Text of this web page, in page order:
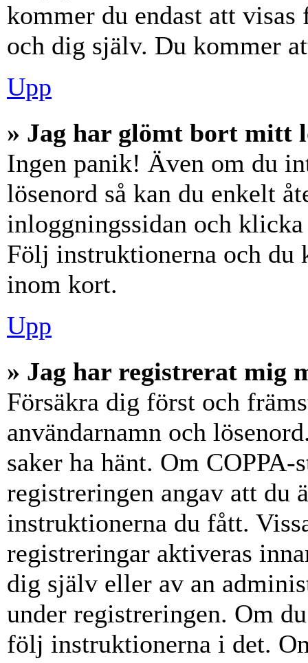
kommer du endast att
och dig själv. Du kommer
Upp
» Jag har glömt bort mitt
Ingen panik! Även om du
lösenord så kan du enkelt
inloggningssidan och
Följ instruktionerna och du
inom kort.
Upp
» Jag har registrerat mig
Försäkra dig först och
användarnamn och
saker ha hänt. Om
registreringen angav att du
instruktionerna du fått.
registreringar aktiveras
dig själv eller av an
under registreringen. Om
följ instruktionerna i det.